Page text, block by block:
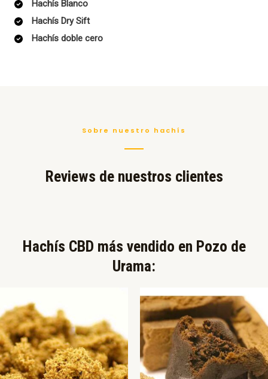
Hachís Blanco
Hachís Dry Sift
Hachís doble cero
Sobre nuestro hachís
Reviews de nuestros clientes
Hachís CBD más vendido en Pozo de
Urama:​